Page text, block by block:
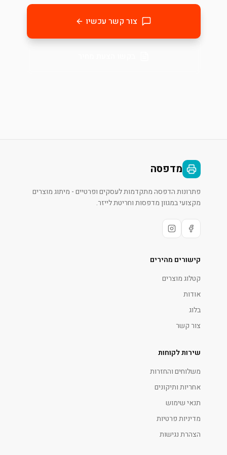
צור קשר עכשיו
מדפסה
פתרונות הדפסה מתקדמות לעסקים ופרטיים - מיתוג מוצרים
מקצועי במגוון מדפסות וחריטת לייזר.
קישורים מהירים
קטלוג מוצרים
אודות
בלוג
צור קשר
שירות לקוחות
משלוחים והחזרות
אחריות ותיקונים
תנאי שימוש
מדיניות פרטיות
הצהרת נגישות